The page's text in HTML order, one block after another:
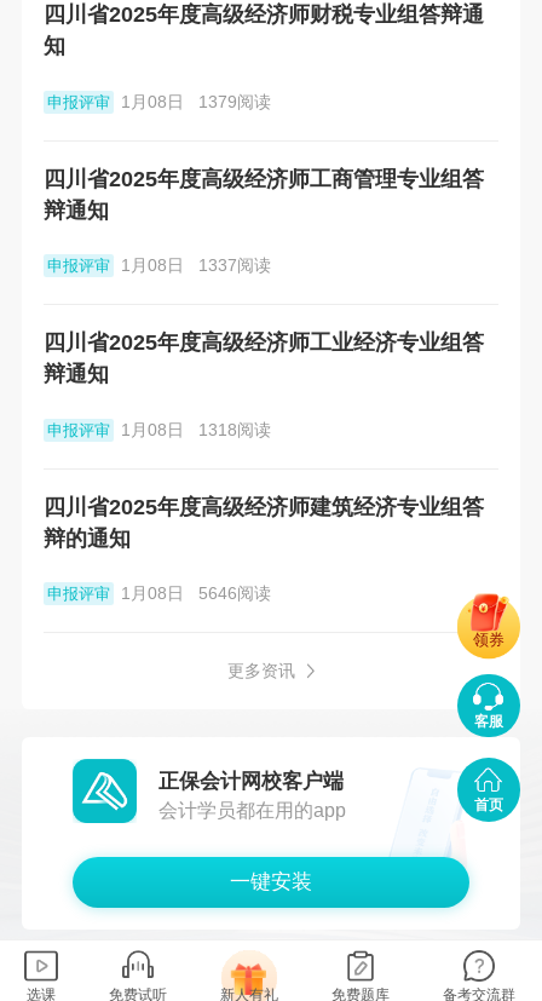
四川省2025年度高级经济师财税专业组答辩通
知
申报评审 1月08日 1379阅读
四川省2025年度高级经济师工商管理专业组答
辩通知
申报评审 1月08日 1337阅读
四川省2025年度高级经济师工业经济专业组答
辩通知
申报评审 1月08日 1318阅读
四川省2025年度高级经济师建筑经济专业组答
辩的通知
申报评审 1月08日 5646阅读
更多资讯
正保会计网校客户端
会计学员都在用的app
一键安装
选课 免费试听 新人有礼 免费题库 备考交流群
客服
首页
领券